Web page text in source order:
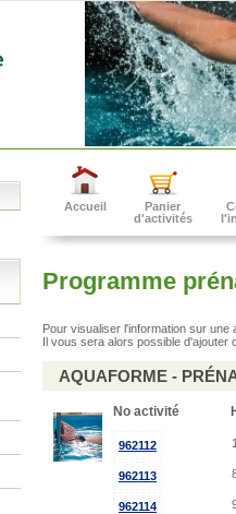
Accueil
Panier
d'activités
Programme
Pour visualiser l'information sur
Il vous sera alors possible d'ajouter
AQUAFORME -
No activité
962112
962113
962114